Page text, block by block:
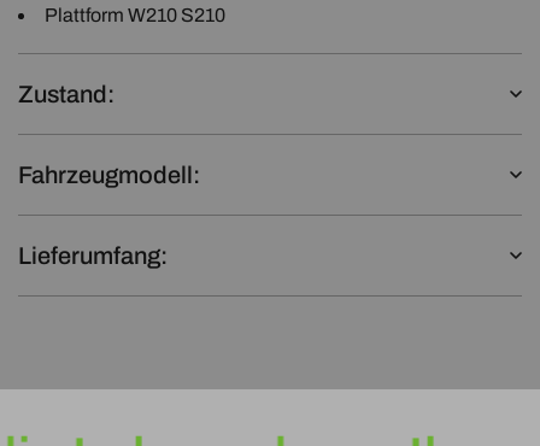
Plattform W210 S210
Zustand:
Fahrzeugmodell:
Lieferumfang: